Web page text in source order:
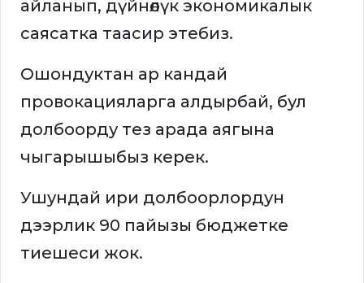
айланып, дүйнөлүк экономикалык
саясатка таасир этебиз.
Ошондуктан ар кандай
провокацияларга алдырбай, бул
долбоорду тез арада аягына
чыгарышыбыз керек.
Ушундай ири долбоорлордун
дээрлик 90 пайызы бюджетке
тиешеси жок.